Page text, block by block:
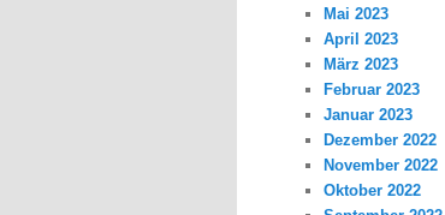
Mai 2023
April 2023
März 2023
Februar 2023
Januar 2023
Dezember 2022
November 2022
Oktober 2022